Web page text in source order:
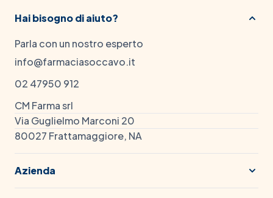
Hai bisogno di aiuto?
Parla con un nostro esperto
info@farmaciasoccavo.it
02 47950 912
CM Farma srl
Via Guglielmo Marconi 20
80027 Frattamaggiore, NA
Azienda